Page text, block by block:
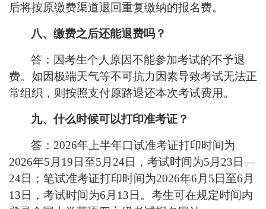
后将按原缴费渠道退回重复缴纳的报名费。
八、缴费之后还能退费吗？
答：因考生个人原因不能参加考试的不予退
费。如因极端天气等不可抗力因素导致考试无法正
常组织，则按照支付原路退还本次考试费用。
九、什么时候可以打印准考证？
答： 2026年上半年口试准考证打印时间为
2026年5月19日至5月24日，考试时间为5月23日—
24日；笔试准考证打印时间为2026年6月5日至6月
13日，考试时间为6月13日。考生可在规定时间内